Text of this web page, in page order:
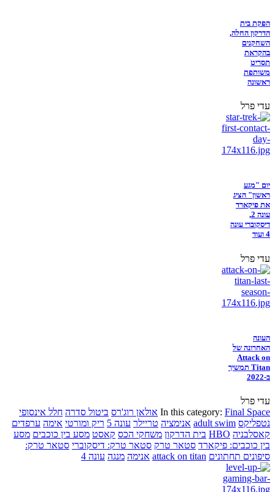
הפקת בית
הדרקון החלה,
השחקנים
בהקראת
תסריט
משותפת
ראשונה
עדי פרל
יום "מגע
ראשון" הציג
את פיקארד
עונה 2,
דיסקוברי עונה
4 ועוד
עדי פרל
העונה
האחרונה של
Attack on
Titan תמשיך
ב-2022
עדי פרל
In this category: Final Space אולאן רוג'רס ביטול סדרה חלל אינסופי
נטפליקס adult swim אנימציה טריילר עונה 5 ריק ומורטי אימה ערפדים
קאסלבניה HBO בית הדרקון משחקי הכס קאסט מסע בין כוכבים מסע
בין כוכבים: פיקארד סטאר טרק סטאר טרק: דיסקוברי סטאר טרק:
סיפונים תחתונים attack on titan אנימה מנגה עונה 4